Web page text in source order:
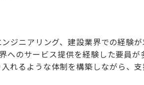
ジニアリング、建設業界での経験
へのサービス提供を経験した要員
れるような体制を構築しながら、